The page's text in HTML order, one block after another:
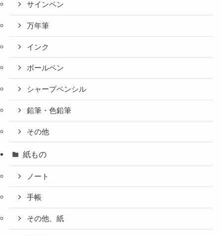
サインペン
万年筆
インク
ボールペン
シャープペンシル
鉛筆・色鉛筆
その他
紙もの
ノート
手帳
その他、紙